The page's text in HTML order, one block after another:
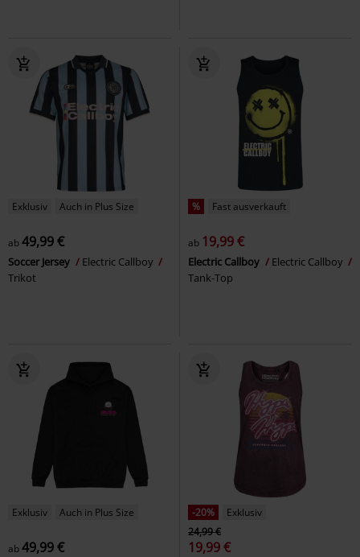
Exklusiv Auch in Plus Size
ab49,99 €
Soccer Jersey
Electric Callboy
Trikot
% Fast ausverkauft
ab 19,99 €
Electric Callboy
Electric Callboy
Tank-Top
Exklusiv Auch in Plus Size
ab49,99 €
-20%
Exklusiv
24,99 €
19,99 €